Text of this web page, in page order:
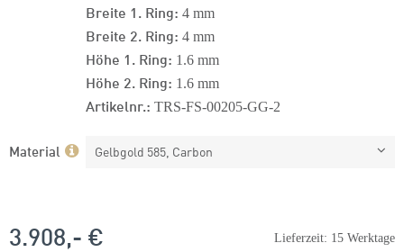
Breite 1. Ring: 4 mm
Breite 2. Ring: 4 mm
Höhe 1. Ring: 1.6 mm
Höhe 2. Ring: 1.6 mm
Artikelnr.: TRS-FS-00205-GG-2
Material Gelbgold 585, Carbon
Lieferzeit: 15 Werktage
3.908,- €